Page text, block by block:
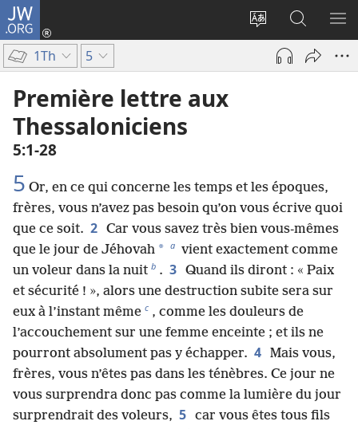
JW.ORG
Changer
langue
Se
connecter
sur
JW.ORG
1Th 5
Première lettre aux
Thessaloniciens
5​:​1-28
5 Or, en ce qui concerne les temps et les époques,
frères, vous n’avez pas besoin qu’on vous écrive quoi
que ce soit. 2 Car vous savez très bien vous-mêmes
que le jour de Jéhovah * a vient exactement comme
un voleur dans la nuit b . 3 Quand ils diront : « Paix
et sécurité ! », alors une destruction subite sera sur
eux à l’instant même c , comme les douleurs de
l’accouchement sur une femme enceinte ; et ils ne
pourront absolument pas y échapper. 4 Mais vous,
frères, vous n’êtes pas dans les ténèbres. Ce jour ne
vous surprendra donc pas comme la lumière du jour
surprendrait des voleurs, 5 car vous êtes tous fils